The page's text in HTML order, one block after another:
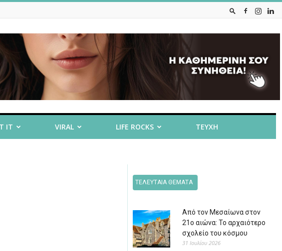
IT VIRAL LIFE ROCKS ΤΕΥΧΗ
ΤΕΛΕΥΤΑΙΑ ΘΕΜΑΤΑ
Από τον Μεσαίωνα στον
21ο αιώνα: Το αρχαιότερο
σχολείο του κόσμου
31 Ιουλίου 2026